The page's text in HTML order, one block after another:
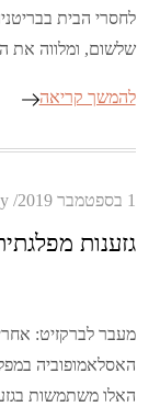
לחסרי הבית
שלשום, ומלווה את
להמשך קריאה
Posted1 בספטמבר 2019
גזענות
מעבר לברקזיט:
האסלאמופוביה
האלו משתמשות